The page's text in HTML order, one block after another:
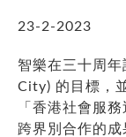
23-2-2023
智樂在三十周
City) 的目標，
「香港社會服
跨界別合作的成